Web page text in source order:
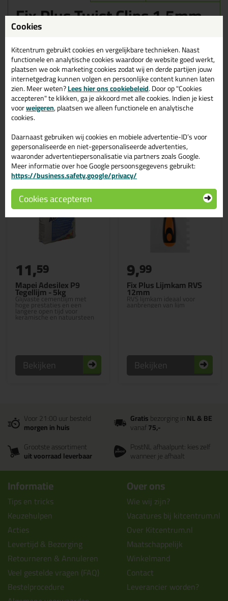
Fix Plus Twist Clips 1,5mm
in 100 stuks
Vandaag besteld = morgen in huis.
Wil je meer weten over de toepassing en kenmerken van dit
product?Lees alles over dit product >
Gerelateerde producten
Mapei Adesilex P9
Tegellijm - 5kg
Glijvaste cementlijm met
hoge prestaties en een
langere open tijd voor
keramische en natuursteen
tegels
11,59
Bekijken
Fix Plus Lijmkam RVS
12mm
RVS lijmkam ideaal voor
aanbrengen van lijm
9,99
Bekijken
Voor 21:00 uur besteld
morgen in huis
Gratisbezorging inNL & BE
vanaf75,-
Grootste assortiment
uit voorraad leverbaar
PostNL afhaalpunt: kies zelf
wanneer je afhaalt
Informatie
Tips en tricks
Keuzehulpen
Acties
Levertijd & Bezorging
Retourneren & Annuleren
Veel gestelde vragen (FAQ)
Bestelprocedure
Over ons
Wie wij zijn?
Vacatures bij kitcentrum.nl
Over Kitcentrum.nl
Maatschappelijk
Winkelmand
Contact
Leverancier worden?
Cookies
Kitcentrum gebruikt cookies en vergelijkbare technieken. Naast
functionele en analytische cookies waardoor de website goed werkt,
plaatsen we ook marketing cookies zodat wij en derde partijen jouw
internetgedrag kunnen volgen en persoonlijke content kunnen laten
zien. Meer weten?Lees hier ons cookiebeleid. Door op "Cookies
accepteren" te klikken, ga je akkoord met alle cookies. Indien je kiest
voorweigeren, plaatsen we alleen functionele en analytische
cookies.
Daarnaast gebruiken wij cookies en mobiele advertentie-ID’s voor
gepersonaliseerde en niet-gepersonaliseerde advertenties,
waaronder advertentiepersonalisatie via partners zoals Google.
Meer informatie over hoe Google persoonsgegevens gebruikt:
https://business.safety.google/privacy/
Cookies accepteren